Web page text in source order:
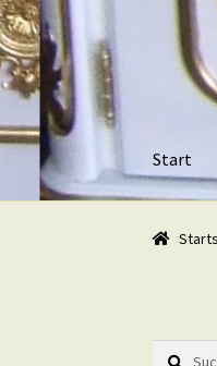
Zur
Zum
Inhalt
Start
Start
Suchen